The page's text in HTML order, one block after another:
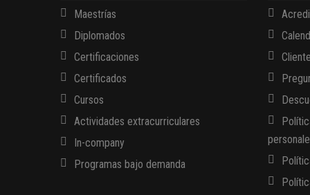
Maestrías
Diplomados
Certificaciones
Certificados
Cursos
Actividades extracurriculares
In-company
Programas bajo demanda